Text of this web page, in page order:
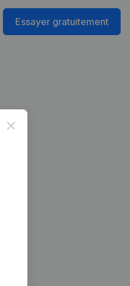
Essayer gratuitement
Close